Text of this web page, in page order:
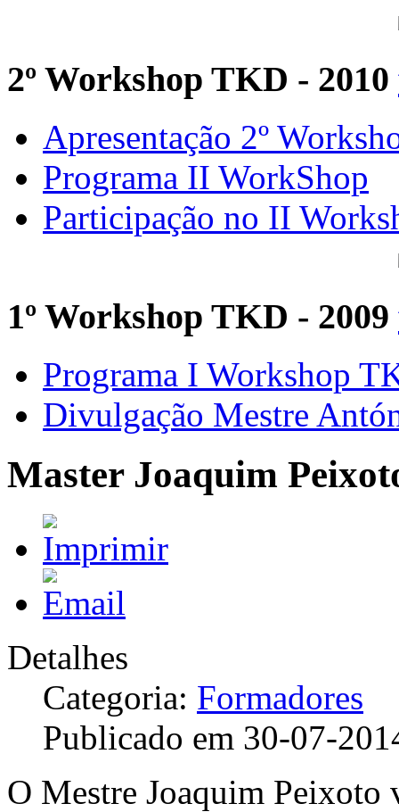
2º Workshop TKD - 2010
Apresentação 2º
Programa II WorkShop
Participação no II
1º Workshop TKD - 2009
Programa I Workshop
Divulgação Mestre
Master Joaquim
Detalhes
Categoria: Formadores
Publicado em 30-07-
O Mestre Joaquim